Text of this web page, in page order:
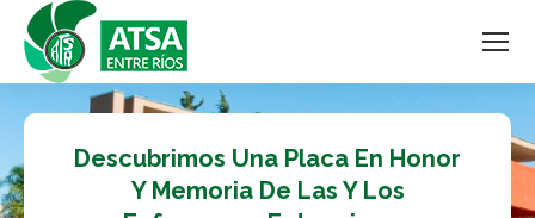
Descubrimos Una Placa En Honor
Y Memoria De Las Y Los